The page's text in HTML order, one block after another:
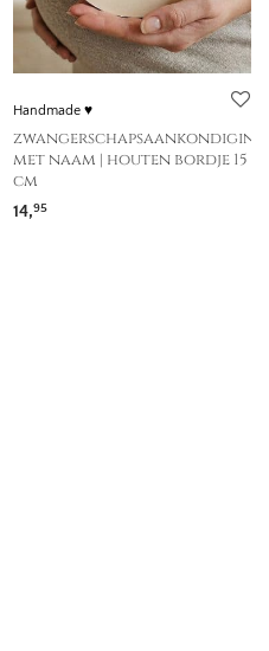
Handmade ♥
zwangerschapsaankondiging
met naam | houten bordje 15
cm
14,95